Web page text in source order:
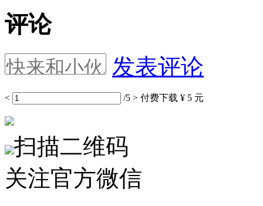
评论
发表评论
< /5 > 付费下载 ¥ 5 元
扫描二维码
关注官方微信